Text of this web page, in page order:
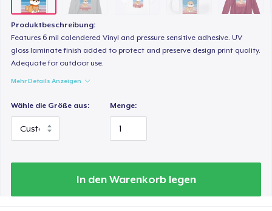
Produktbeschreibung:
Features 6 mil calendered Vinyl and pressure sensitive adhesive. UV
gloss laminate finish added to protect and preserve design print quality.
Adequate for outdoor use.
Mehr Details Anzeigen
Wähle die Größe aus: Menge:
In den Warenkorb legen
20,99 $
Classic Long Sleeve Tee
26,99 $